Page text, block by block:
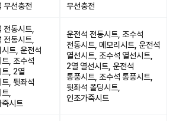
무선충전
무선충전
전동시트,
전동시트,
트, 운전석
트, 조수석
트, 2열
트, 뒷좌석
,
시트
운전석 전동시트, 조수석
전동시트, 메모리시트, 운전석
열선시트, 조수석 열선시트,
2열 열선시트, 운전석
통풍시트, 조수석 통풍시트,
뒷좌석 폴딩시트,
인조가죽시트